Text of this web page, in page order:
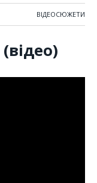
ВІДЕОСЮЖЕТИ